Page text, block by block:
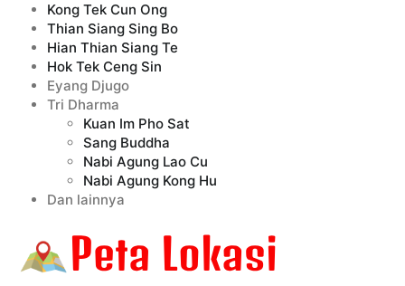
Kong Tek Cun Ong
Thian Siang Sing Bo
Hian Thian Siang Te
Hok Tek Ceng Sin
Eyang Djugo
Tri Dharma
Kuan Im Pho Sat
Sang Buddha
Nabi Agung Lao Cu
Nabi Agung Kong Hu
Dan lainnya